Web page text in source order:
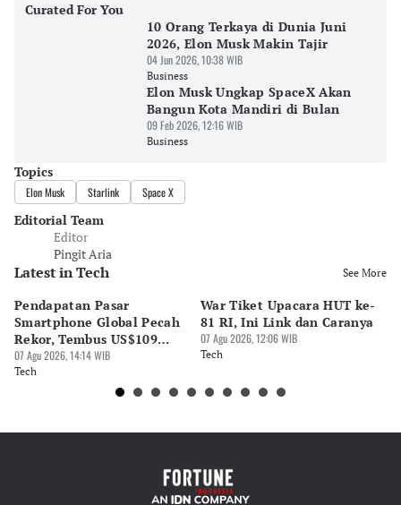
Curated For You
10 Orang Terkaya di Dunia Juni
2026, Elon Musk Makin Tajir
04 Jun 2026, 10:38 WIB
Business
Elon Musk Ungkap SpaceX Akan
Bangun Kota Mandiri di Bulan
09 Feb 2026, 12:16 WIB
Business
Topics
Elon Musk Starlink Space X
Editorial Team
Editor
Pingit Aria
Latest in Tech See More
Pendapatan Pasar
Smartphone Global Pecah
Rekor, Tembus US$109
Miliar
07 Agu 2026, 14:14 WIB
Tech
War Tiket Upacara HUT ke-
81 RI, Ini Link dan Caranya
07 Agu 2026, 12:06 WIB
Tech